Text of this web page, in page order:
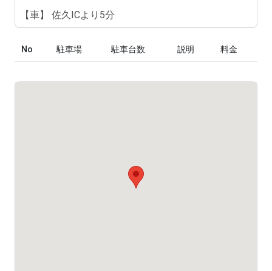
【車】 佐久ICより5分
No 駐車場 駐車台数 説明 料金